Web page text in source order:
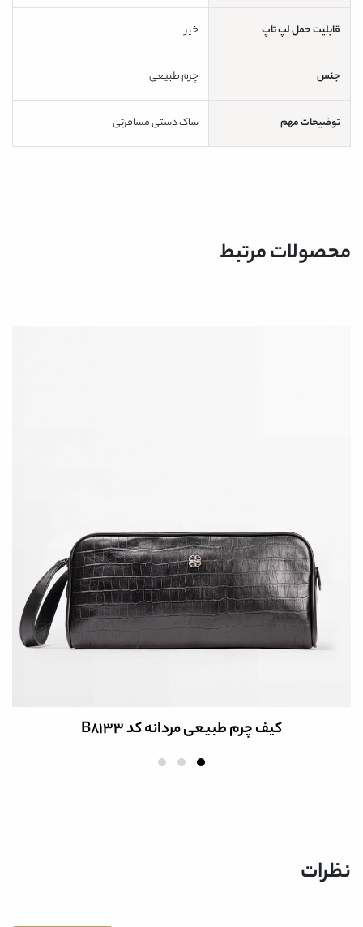
قابلیت حمل لپ تاپ خیر
جنس چرم طبیعی
توضیحات مهم ساک دستی مسافرتی
محصولات مرتبط
کیف چرم طبیعی مردانه کد B8133
نظرات